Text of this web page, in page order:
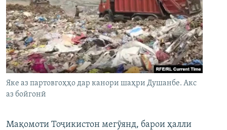
Яке аз партовгоҳҳо дар канори шаҳри Душанбе. Акс
аз бойгонӣ
Мақомоти Тоҷикистон мегӯянд, барои ҳалли